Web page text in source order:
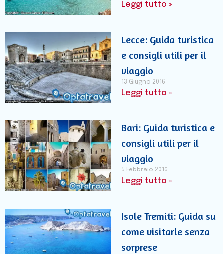
Leggi tutto »
Lecce: Guida turistica
e consigli utili per il
viaggio
13 Giugno 2016
Leggi tutto »
Bari: Guida turistica e
consigli utili per il
viaggio
5 Febbraio 2016
Leggi tutto »
Isole Tremiti: Guida su
come visitarle senza
sorprese